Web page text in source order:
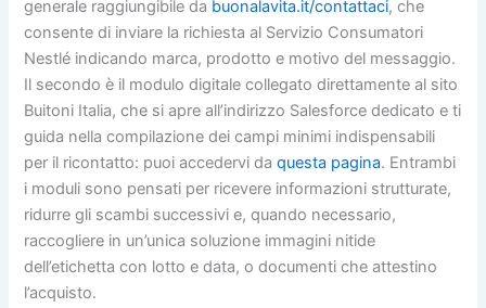
generale raggiungibile da buonalavita.it/contattaci, che
consente di inviare la richiesta al Servizio Consumatori
Nestlé indicando marca, prodotto e motivo del messaggio.
Il secondo è il modulo digitale collegato direttamente al sito
Buitoni Italia, che si apre all’indirizzo Salesforce dedicato e ti
guida nella compilazione dei campi minimi indispensabili
per il ricontatto: puoi accedervi daquesta pagina. Entrambi
i moduli sono pensati per ricevere informazioni strutturate,
ridurre gli scambi successivi e, quando necessario,
raccogliere in un’unica soluzione immagini nitide
dell’etichetta con lotto e data, o documenti che attestino
l’acquisto.